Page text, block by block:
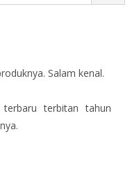
Salam kenal.
terbaru terbitan tahun